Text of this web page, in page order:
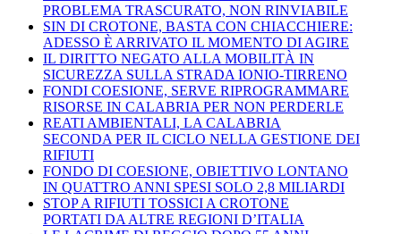
PROBLEMA TRASCURATO, NON RINVIABILE
SIN DI CROTONE, BASTA CON CHIACCHIERE:
ADESSO È ARRIVATO IL MOMENTO DI AGIRE
IL DIRITTO NEGATO ALLA MOBILITÀ IN
SICUREZZA SULLA STRADA IONIO-TIRRENO
FONDI COESIONE, SERVE RIPROGRAMMARE
RISORSE IN CALABRIA PER NON PERDERLE
REATI AMBIENTALI, LA CALABRIA
SECONDA PER IL CICLO NELLA GESTIONE DEI
RIFIUTI
FONDO DI COESIONE, OBIETTIVO LONTANO
IN QUATTRO ANNI SPESI SOLO 2,8 MILIARDI
STOP A RIFIUTI TOSSICI A CROTONE
PORTATI DA ALTRE REGIONI D’ITALIA